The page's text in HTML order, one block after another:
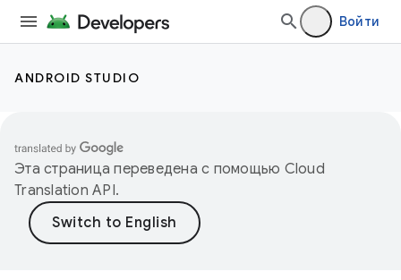
Войти
ANDROID STUDIO
Эта страница переведена с помощью Cloud
Translation API.